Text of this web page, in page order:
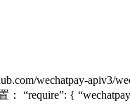
wechatpay-apiv3/
“require”: {